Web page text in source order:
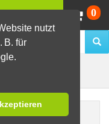
nutzt
B. für
0